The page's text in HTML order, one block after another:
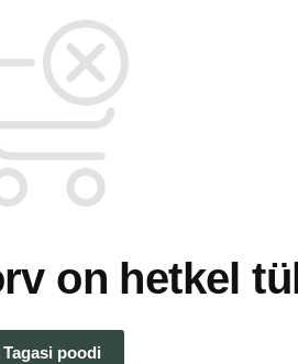
on hetkel
Tagasi poodi